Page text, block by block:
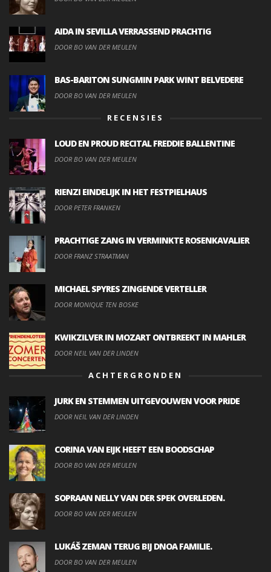
AIDA IN SEVILLA VERRASSEND PRACHTIG
DOOR BO VAN DER MEULEN
BAS-BARITON SUNGMIN PARK WINT BELVEDERE
DOOR BO VAN DER MEULEN
RECENSIES
LOUD EN PROUD RECITAL FREDDIE BALLENTINE
DOOR BO VAN DER MEULEN
RIENZI EINDELIJK IN HET FESTPIELHAUS
DOOR PETER FRANKEN
PRACHTIGE ZANG IN VERMINKTE ROSENKAVALIER
DOOR FRANZ STRAATMAN
MICHAEL SPYRES ZINGENDE VERTELLER
DOOR MONIQUE TEN BOSKE
KWIKZILVER IN MOZART ONTBREEKT IN MAHLER
DOOR NEIL VAN DER LINDEN
ACHTERGRONDEN
JURK EN STEMMEN UITGEVOUWEN VOOR PRIDE
DOOR NEIL VAN DER LINDEN
CORINA VAN EIJK HEEFT EEN BOODSCHAP
DOOR BO VAN DER MEULEN
SOPRAAN NELLY VAN DER SPEK OVERLEDEN.
DOOR BO VAN DER MEULEN
LUKÁŠ ZEMAN TERUG BIJ DNOA FAMILIE.
DOOR BO VAN DER MEULEN